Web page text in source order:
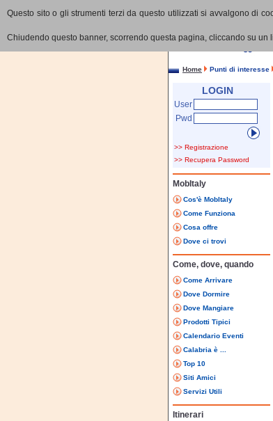
Questo sito o gli strumenti terzi da questo utilizzati si avvalgono di
Chiudendo questo banner, scorrendo questa pagina, cliccando su
Home Punti di interesse
LOGIN
User
Pwd
>> Registrazione
>> Recupera Password
MobItaly
Cos'è MobItaly
Come Funziona
Cosa offre
Dove ci trovi
Come, dove, quando
Come Arrivare
Dove Dormire
Dove Mangiare
Prodotti Tipici
Calendario Eventi
Calabria è ...
Top 10
Siti Amici
Servizi Utili
Itinerari